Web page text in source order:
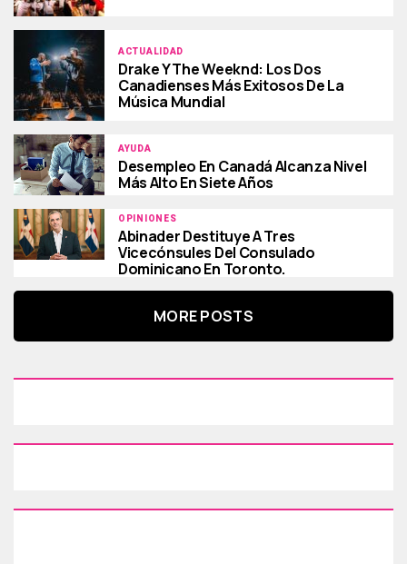
ACTUALIDAD
Drake Y The Weeknd: Los Dos
Canadienses Más Exitosos De La
Música Mundial
AYUDA
Desempleo En Canadá Alcanza Nivel
Más Alto En Siete Años
OPINIONES
Abinader Destituye A Tres
Vicecónsules Del Consulado
Dominicano En Toronto.
MORE POSTS